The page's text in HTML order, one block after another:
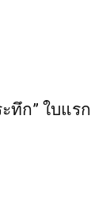
ทึก” ใบแรก